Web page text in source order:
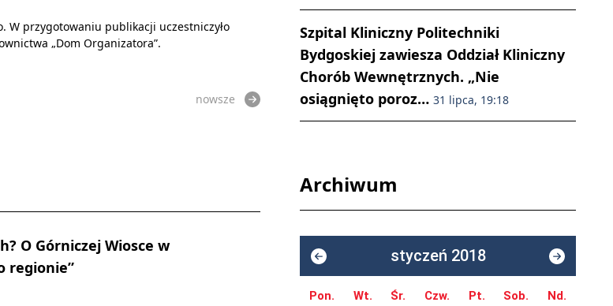
W przygotowaniu publikacji uczestniczyło
„Dom Organizatora”.
nowsze
O Górniczej Wiosce w
regionie”
Szpital Kliniczny Politechniki
Bydgoskiej zawiesza Oddział Kliniczny
Chorób Wewnętrznych. „Nie
osiągnięto poroz… 31 lipca, 19:18
Archiwum
styczeń 2018
Pon. Wt. Śr. Czw. Pt. Sob. Nd.